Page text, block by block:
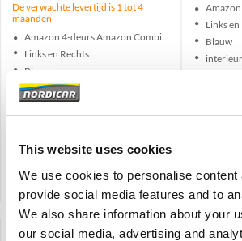
This website uses cookies
We use cookies to personalise content
provide social media features and to
We also share information about your
our social media, advertising and
De verwachte levertijd is 1 tot 4
maanden
Amazon 4-deurs Amazon Combi
Links en Rechts
Blauw
Interieurcode 170-505, 513-521
€191,50
Vergelijken
Links
Blauw
€